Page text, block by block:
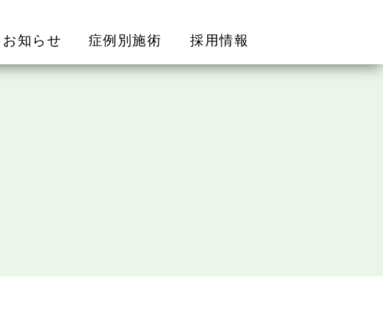
お知らせ 症例別施術 採用情報